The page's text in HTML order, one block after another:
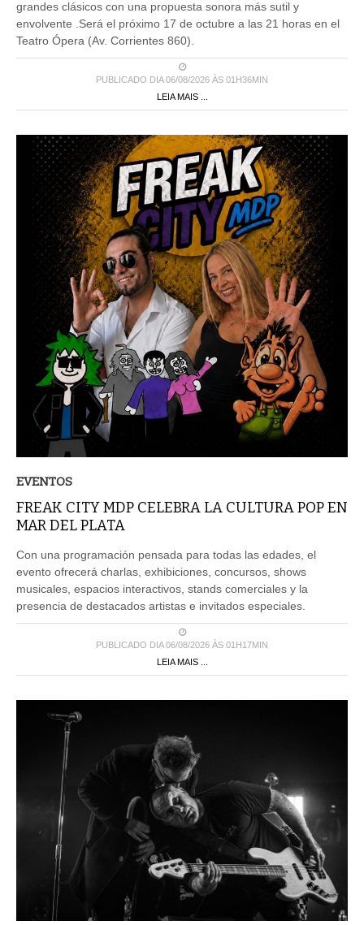
grandes clásicos con una propuesta sonora más sutil y
envolvente .Será el próximo 17 de octubre a las 21 horas en el
Teatro Ópera (Av. Corrientes 860).
PUBLICADO DIA 06/08/2026 ÀS 01H36MIN
LEIA MAIS ...
EVENTOS
FREAK CITY MDP CELEBRA LA CULTURA POP EN
MAR DEL PLATA
Con una programación pensada para todas las edades, el
evento ofrecerá charlas, exhibiciones, concursos, shows
musicales, espacios interactivos, stands comerciales y la
presencia de destacados artistas e invitados especiales.
PUBLICADO DIA 06/08/2026 ÀS 01H17MIN
LEIA MAIS ...